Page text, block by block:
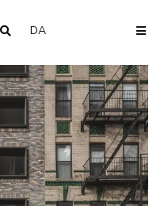
DA